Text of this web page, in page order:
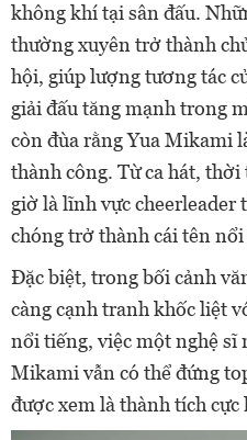
không khí tại sân đấu.
thường xuyên trở thành
hội, giúp lượng tương tác
giải đấu tăng mạnh trong
còn đùa rằng Yua Mikami
thành công. Từ ca hát,
giờ là lĩnh vực cheerleader
chóng trở thành cái tên
Đặc biệt, trong bối cảnh
càng cạnh tranh khốc liệt
nổi tiếng, việc một nghệ sĩ
Mikami vẫn có thể đứng
được xem là thành tích cực